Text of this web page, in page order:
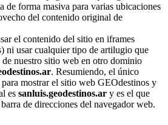
de forma masiva para varias ubicaciones
del contenido original de
el contenido del sitio en iframes
ni usar cualquier tipo de artilugio que
nuestro sitio web en otro dominio
. Resumiendo, el único
mostrar el sitio web GEOdestinos y
es sanluis.geodestinos.ar y es el que
de direcciones del navegador web.